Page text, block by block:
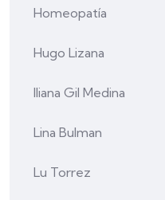
Homeopatía
Hugo Lizana
Iliana Gil Medina
Lina Bulman
Lu Torrez